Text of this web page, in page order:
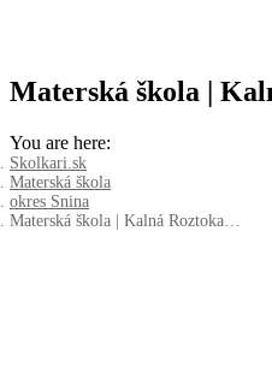
Materská škola |
You are here:
Skolkari.sk
Materská škola
okres Snina
Materská škola | Kalná Roztoka…